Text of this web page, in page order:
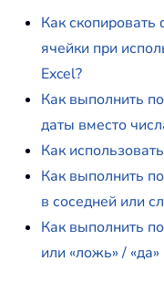
Как
ячейки при
Excel?
Как выполнить
даты вместо
Как
Как выполнить
в соседней или
Как выполнить
или «ложь» / «да»